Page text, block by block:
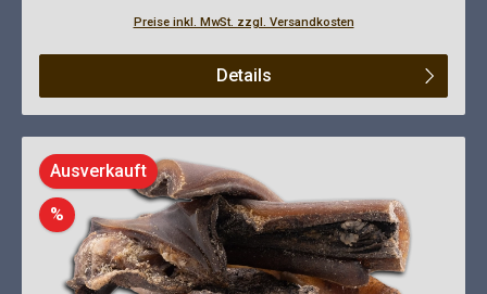
Preise inkl. MwSt. zzgl. Versandkosten
Details
Ausverkauft
% Rabatt